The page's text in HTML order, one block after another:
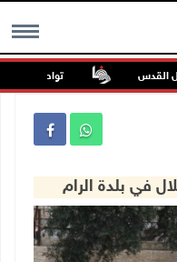
MENU
تواصل انتهاكات
في بلدة الرام